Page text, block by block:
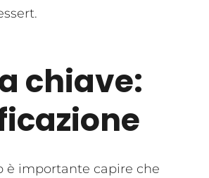
chiave:
è importante capire che